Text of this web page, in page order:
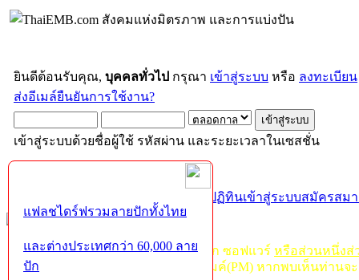
ยินดีต้อนรับคุณ, บุคคลทั่วไป กรุณา เข้าสู่ระบบ หรือ ลงทะเบียน
ส่งอีเมล์ยืนยันการใช้งาน?
เข้าสู่ระบบด้วยชื่อผู้ใช้ รหัสผ่าน และระยะเวลาในเซสชั่น
ปฏิทินเข้าสู่ระบบสมัครสม
กฏ-กติกา:ห้ามจำหน่าย, จ่ายแจก ซอฟแวร์ หรือส่วนหนึ่งส่
ไม่ว่าจะเป็นทางหน้าบอร์ด หรือหลังไมค์(PM) หากพบเห็นท่านจ
แฟลชไดร์ฟรวมลายปักทั้งไทย
และต่างประเทศกว่า 60,000 ลาย
ปัก